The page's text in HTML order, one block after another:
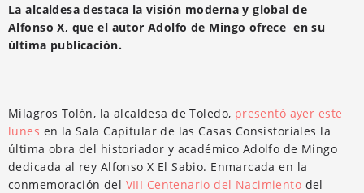
La alcaldesa destaca la visión moderna y global de
Alfonso X, que el autor Adolfo de Mingo ofrece en su
última publicación.
Milagros Tolón, la alcaldesa de Toledo, presentó ayer este
lunes en la Sala Capitular de las Casas Consistoriales la
última obra del historiador y académico Adolfo de Mingo
dedicada al rey Alfonso X El Sabio. Enmarcada en la
conmemoración del VIII Centenario del Nacimiento del